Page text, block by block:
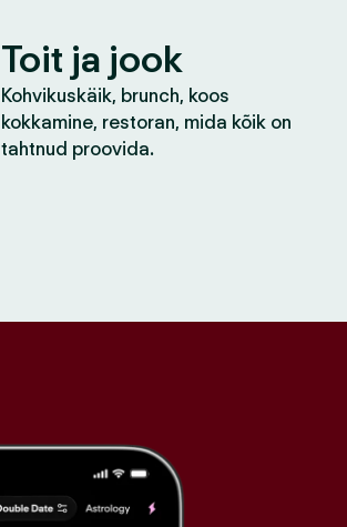
Toit ja jook
Kohvikuskäik, brunch, koos
kokkamine, restoran, mida kõik on
tahtnud proovida.